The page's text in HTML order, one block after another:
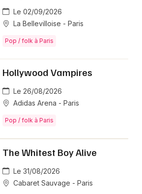
Le 02/09/2026
La Bellevilloise - Paris
Pop / folk à Paris
Hollywood Vampires
Le 26/08/2026
Adidas Arena - Paris
Pop / folk à Paris
The Whitest Boy Alive
Le 31/08/2026
Cabaret Sauvage - Paris